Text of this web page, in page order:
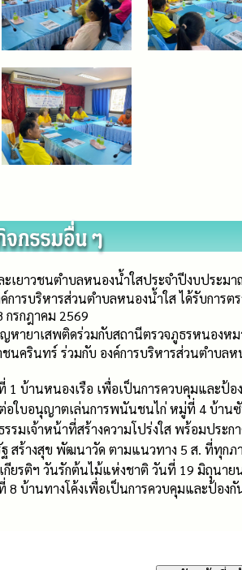
ะเยาวชนตำบลหนองน้ำใสประจำปีงบประ
การบริหารส่วนตำบลหนองน้ำใส ได้รับกา
รกฎาคม 2569
หายาเสพติดร่วมกับสถานีตรวจภูธรหนอง
นครินทร์ ร่วมกับ องค์การบริหารส่วนตำบล
1 บ้านหนองเรือ เพื่อเป็นการควบคุมและป้
ใบอนุญาตเล่นการพนันชนไก่ หมู่ที่ 4 บ้านซั
รมเจ้าหน้าที่สร้างความโปร่งใส พร้อมปร
รัฐ สร้างสุข พัฒนาวัด ตามแนวทาง 5 ส. ที่ทุ
กียรติฯ วันรักต้นไม้แห่งชาติ วันที่ 19 มิถุนา
บ้านทางโค้งเพื่อเป็นการควบคุมและป้อง